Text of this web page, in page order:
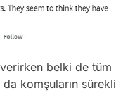
belki de tüm
komşuların sürekli